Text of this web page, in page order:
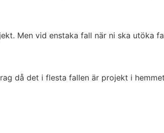
Men vid enstaka fall när ni ska utöka
då det i flesta fallen är projekt i